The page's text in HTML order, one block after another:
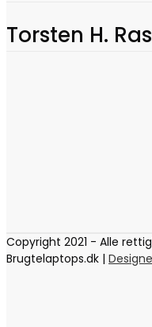
Torsten H.
Copyright 2021 - Alle
Brugtelaptops.dk |